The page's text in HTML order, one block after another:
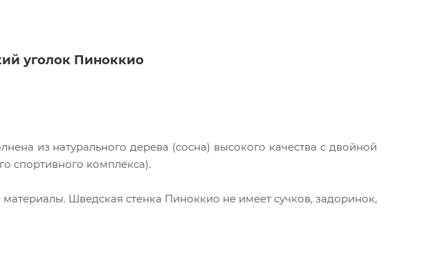
уголок Пиноккио
из натурального дерева (сосна) высокого качества с двойной
спортивного комплекса).
Шведская стенка Пиноккио не имеет сучков, задоринок,